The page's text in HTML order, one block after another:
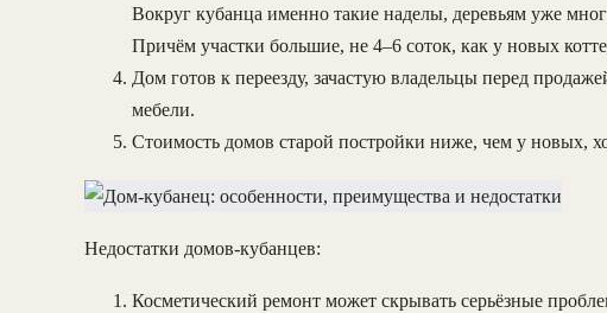
Вокруг кубанца именно такие наделы, деревьям уже
Причём участки большие, не 4–6 соток, как у новых
Дом готов к переезду, зачастую владельцы перед
мебели.
Стоимость домов старой постройки ниже, чем у новых,
Недостатки домов-кубанцев:
Косметический ремонт может скрывать серьёзные